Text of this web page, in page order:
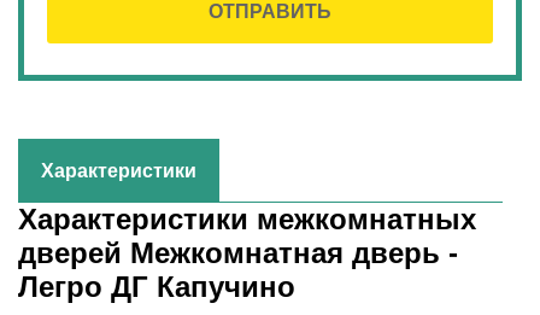
ОТПРАВИТЬ
Характеристики
Характеристики межкомнатных
дверей Межкомнатная дверь -
Легро ДГ Капучино